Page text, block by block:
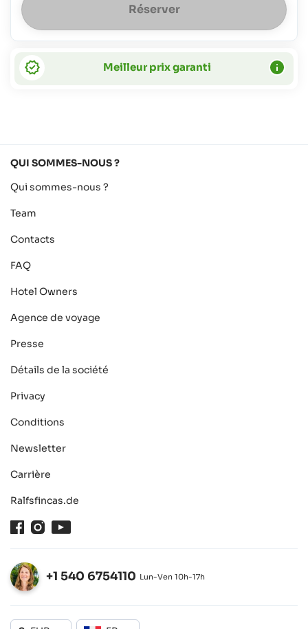
Réserver
Meilleur prix garanti
QUI SOMMES-NOUS ?
Qui sommes-nous ?
Team
Contacts
FAQ
Hotel Owners
Agence de voyage
Presse
Détails de la société
Privacy
Conditions
Newsletter
Carrière
Ralfsfincas.de
FacebookInstagram
Ouvert
+1 540 6754110 Lun-Ven 10h-17h